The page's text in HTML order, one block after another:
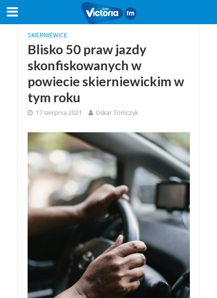
SKIERNIEWICE
Blisko 50 praw jazdy
skonfiskowanych w
powiecie skierniewickim w
tym roku
17 sierpnia 2021 Oskar Tomczyk